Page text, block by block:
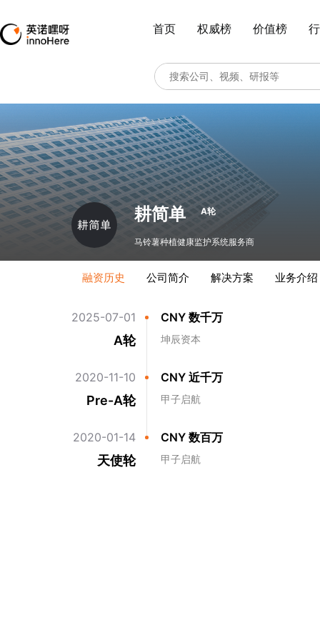
首页 权威榜 价值榜
耕简单 A轮
马铃薯种植健康监护系统服务商
融资历史 公司简介 解决方案 业务介绍
2025-07-01
A轮
CNY 数千万
坤辰资本
2020-11-10
Pre-A轮
CNY 近千万
甲子启航
2020-01-14
天使轮
CNY 数百万
甲子启航